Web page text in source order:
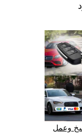
الالمانية 98080146‬ نسخ وعمل